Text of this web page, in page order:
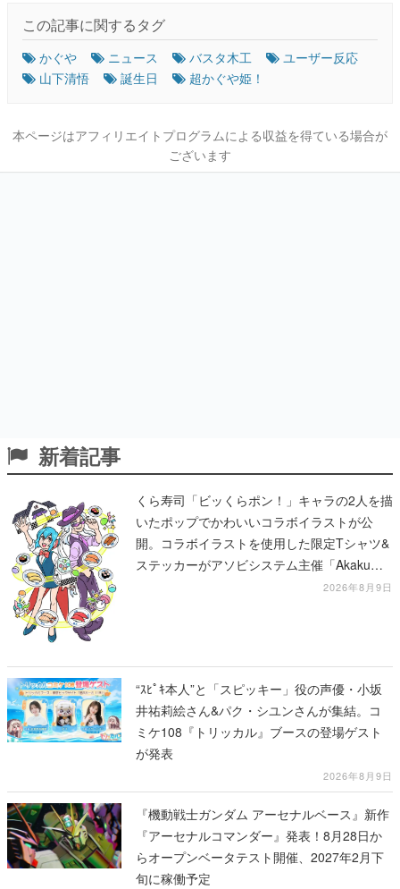
この記事に関するタグ
かぐや ニュース バスタ木工
ユーザー反応
山下清悟
誕生日 超かぐや姫！
本ページはアフィリエイトプログラムによる収益を得ている場合が
ございます
新着記事
くら寿司「ビッくらポン！」キャラの2人を描
いたポップでかわいいコラボイラストが公
開。コラボイラストを使用した限定Tシャツ&
ステッカーがアソビシステム主催「Akaku
2026年8月9日
“ｽﾋﾟｷ本人”と「スピッキー」役の声優・小坂
井祐莉絵さん&パク・シユンさんが集結。コ
ミケ108『トリッカル』ブースの登場ゲスト
が発表
2026年8月9日
『機動戦士ガンダム アーセナルベース』新作
『アーセナルコマンダー』発表！8月28日か
らオープンベータテスト開催、2027年2月下
旬に稼働予定